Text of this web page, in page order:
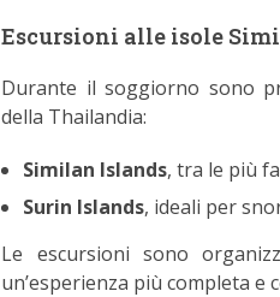
Escursioni alle isole
Durante il soggiorno sono
della Thailandia:
Similan Islands, tra le più
Surin Islands, ideali per
Le escursioni sono
un’esperienza più completa e